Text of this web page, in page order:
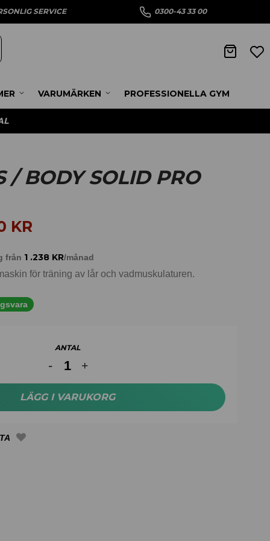
SERVICE 0300-43 33 00
VARUMÄRKEN PROFESSIONELLA GYM
/ BODY SOLID PRO
KR
från 1 .238 KR/månad
för träning av lår och vadmuskulaturen.
ANTAL
LÄGG I VARUKORG